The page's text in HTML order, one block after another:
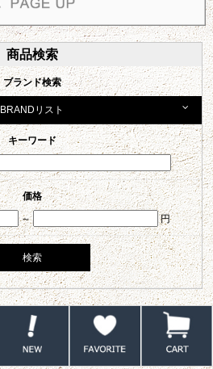
商品検索
ブランド検索
BRANDリスト
キーワード
価格
～
円